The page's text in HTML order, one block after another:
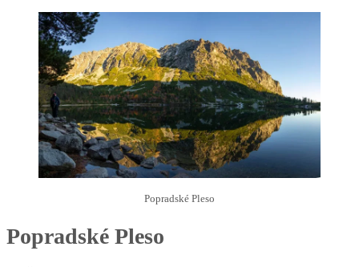
Popradské Pleso
Popradské Pleso